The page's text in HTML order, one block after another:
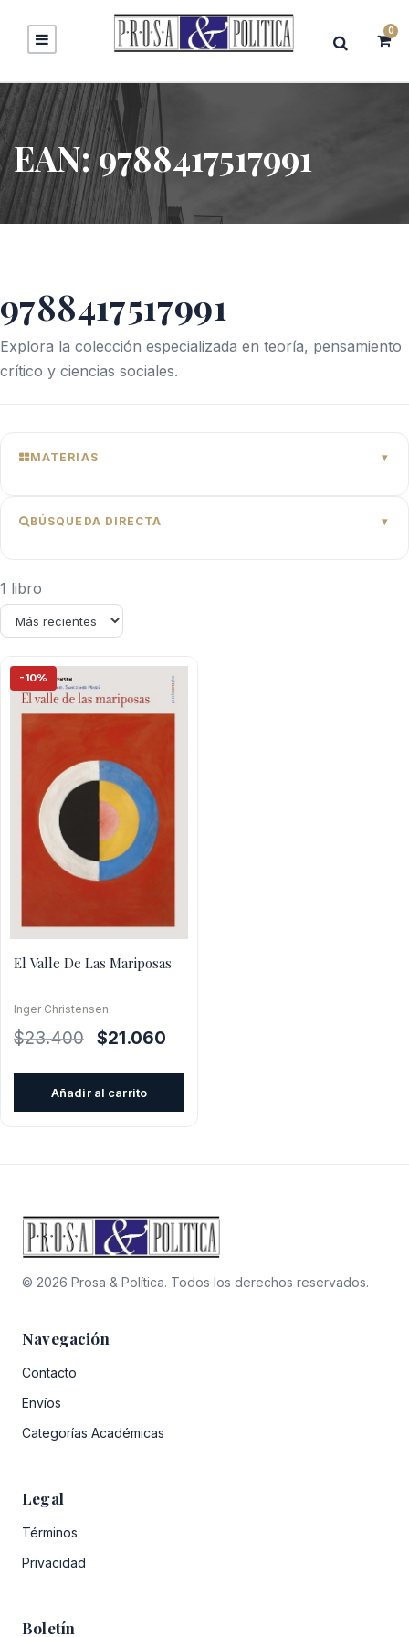
0
EAN:9788417517991
9788417517991
Explora la colección especializada en teoría, pensamiento
crítico y ciencias sociales.
MATERIAS
BÚSQUEDA DIRECTA
1 libro
-10%
El Valle De Las Mariposas
Inger Christensen
$23.400
El
$21.060
Añadir al carrito
© 2026 Prosa & Política. Todos los derechos reservados.
Navegación
Contacto
Envíos
Categorías Académicas
Legal
Términos
Privacidad
Boletín